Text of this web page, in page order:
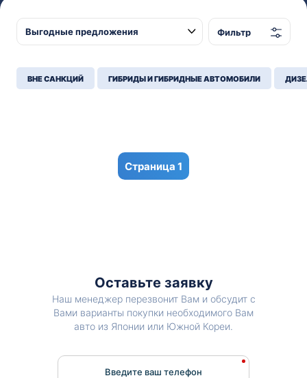
Фильтр
ВНЕ САНКЦИЙ ГИБРИДЫ И ГИБРИДНЫЕ АВТОМОБИЛИ
1
Оставьте заявку
Наш менеджер перезвонит Вам и обсудит с
Вами варианты покупки необходимого Вам
авто из Японии или Южной Кореи.
Введите ваш телефон